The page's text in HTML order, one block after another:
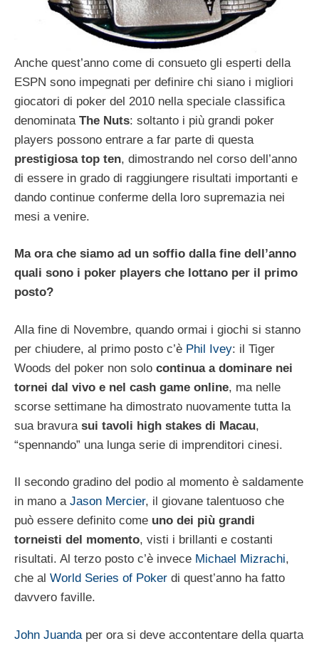
Anche quest’anno come di consueto gli esperti della
ESPN sono impegnati per definire chi siano i migliori
giocatori di poker del 2010 nella speciale classifica
denominata The Nuts: soltanto i più grandi poker
players possono entrare a far parte di questa
prestigiosa top ten, dimostrando nel corso dell’anno
di essere in grado di raggiungere risultati importanti e
dando continue conferme della loro supremazia nei
mesi a venire.
Ma ora che siamo ad un soffio dalla fine dell’anno
quali sono i poker players che lottano per il primo
posto?
Alla fine di Novembre, quando ormai i giochi si stanno
per chiudere, al primo posto c’è Phil Ivey: il Tiger
Woods del poker non solo continua a dominare nei
tornei dal vivo e nel cash game online, ma nelle
scorse settimane ha dimostrato nuovamente tutta la
sua bravura sui tavoli high stakes di Macau,
“spennando” una lunga serie di imprenditori cinesi.
Il secondo gradino del podio al momento è saldamente
in mano a Jason Mercier, il giovane talentuoso che
può essere definito come uno dei più grandi
torneisti del momento, visti i brillanti e costanti
risultati. Al terzo posto c’è invece Michael Mizrachi,
che al World Series of Poker di quest’anno ha fatto
davvero faville.
John Juandaper ora si deve accontentare della quarta